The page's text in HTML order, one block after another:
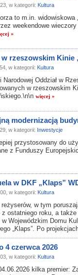
w kategorii: Kultura
to m.in. widowiskowa
weekendowe
»
rzeszowskim Kinie
w kategorii: Kultura
Oddział w
w rzeszowskim
więcej »
modernizacją
w kategorii: Inwestycje
przystosowany do
z Funduszy
w DKF „Klaps”
w kategorii: Kultura
w tym
z ostatniego roku, a
Wojewódzkim Domu
„Klaps”. Po
4 czerwca 2026
w kategorii: Kultura
kilka premier: